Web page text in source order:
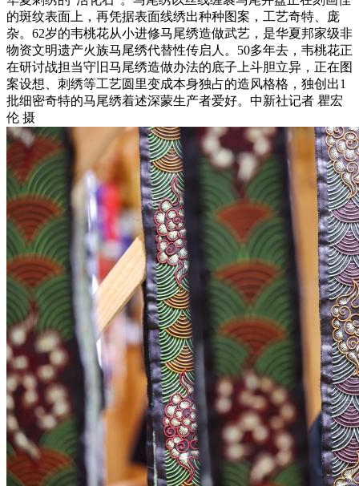
的斑纹表面上，再凭据表面线绣出种种图案，工艺奇特、庞
杂。62岁的韦桃花从小进修马尾绣造做武艺，是华夏邦家级非
物资文明遗产火族马尾绣代替性传启人。50多年去，韦桃花正
在研讨战担当守旧马尾绣造做办法的底子上斗胆立异，正在图
案设想、刺绣等工艺圆里变成本身独占的造风格格，独创出1
批细密奇特的马尾绣着述深蒙生产者爱好。中新社记者 瞿宏
伦 摄